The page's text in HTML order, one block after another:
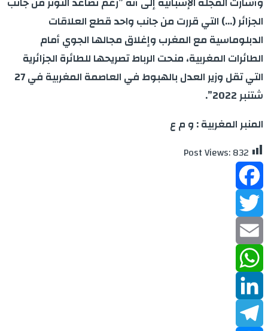
الجزائر (…) التي قررت من جانب واحد قطع العلاقات
الدبلوماسية مع المغرب وإغلاق مجالها الجوي أمام
الطائرات المغربية، منحت الرباط تصريحها للطائرة الجزائرية
التي تقل وزير العدل بالهبوط في العاصمة المغربية في 27
شتنبر 2022”.
المنبر المغربية : و م ع
Post Views:832
Facebook
Twitter
Email
WhatsApp
LinkedIn